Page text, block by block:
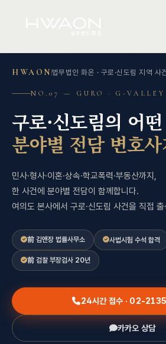
HWAON 법무법인 화온 · 구로·신도림 지역 사
NO.07 — GURO · G-
구로·신도림의 어
분야별 전담 변호
민사·형사·이혼·상속·학교폭력·부동산까지,
한 사건에 분야별 전담이 함께합니다.
여의도 본사에서 구로·신도림 사건을 직접
前 김앤장 법률사무소 사법시험 수석 합격
前 검찰 부장검사 20년
24시간 접수 · 02-
카카오 상담